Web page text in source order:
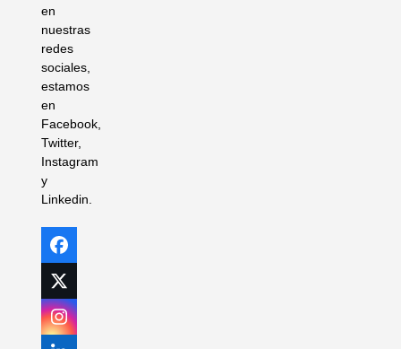
en
nuestras
redes
sociales,
estamos
en
Facebook,
Twitter,
Instagram
y
Linkedin.
Facebook
Twitter
(deprecated)
Instagram